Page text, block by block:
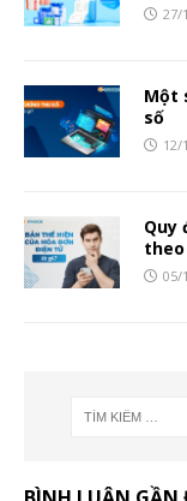
27/
Một
số
12/
Quy
05/